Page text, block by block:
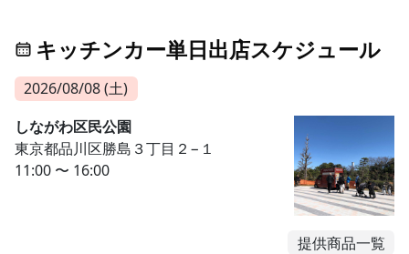
キッチンカー単日出店スケジュール
2026/08/08 (土)
しながわ区民公園
東京都品川区勝島３丁目２−１
11:00 〜 16:00
提供商品一覧